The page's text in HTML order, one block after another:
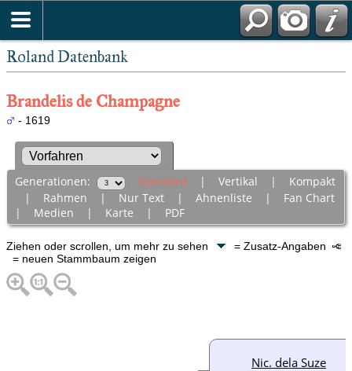
Roland Datenbank
Brandelis de Champagne
- 1619
Generationen: Standard | Vertikal | Kompakt
| Rahmen | Nur Text| Ahnenliste | Fan Chart
| Medien | Karte | PDF
Ziehen oder scrollen, um mehr zu sehen
= Zusatz-Angaben
= neuen Stammbaum zeigen
Nic. dela Suze